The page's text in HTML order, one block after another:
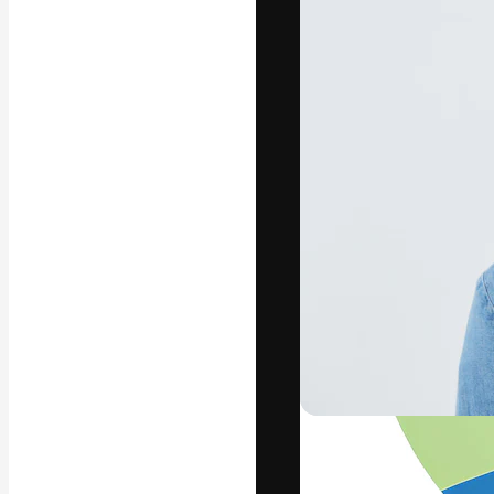
La plateforme
vos meilleurs
d’abonnés :
Copyright ©